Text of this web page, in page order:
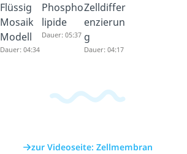
Flüssig
Mosaik
Modell
Dauer: 04:34
Phospho
lipide
Dauer: 05:37
Zelldiffer
enzierun
g
Dauer: 04:17
zur Videoseite: Zellmembran